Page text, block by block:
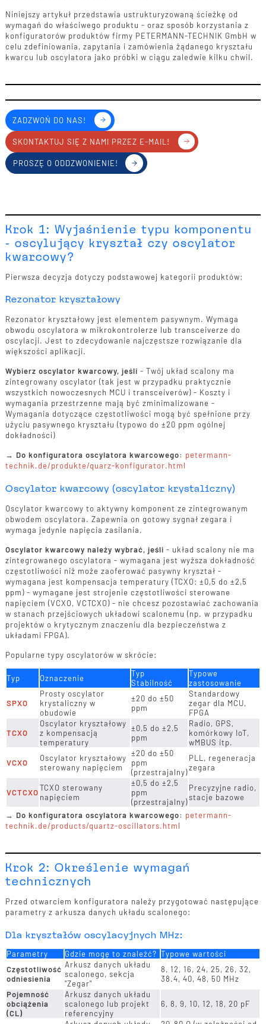
Niniejszy artykuł przedstawia ustrukturyzowaną ścieżkę od
wymagań do właściwego produktu - oraz sposób korzystania z
konfiguratorów produktów firmy PETERMANN-TECHNIK GmbH w
celu zdefiniowania, zapytania i zamówienia żądanego kryształu
kwarcu lub oscylatora jako próbki w ciągu zaledwie kilku chwil.
ZADZWOŃ DO NAS!
SKONTAKTUJ SIĘ Z NAMI PRZEZ E-MAIL!
PROSZĘ O ODDZWONIENIE!
Krok 1: Wyjaśnienie typu komponentu
- oscylujący kryształ czy oscylator
kwarcowy?
Pierwsza decyzja dotyczy podstawowej kategorii produktów:
Rezonator kryształowy
Rezonator kryształowy jest elementem pasywnym. Wymaga
obwodu oscylatora w mikrokontrolerze lub transceiverze do
oscylacji. Jest to zdecydowanie najczęstsze rozwiązanie dla
większości aplikacji.
Wybierz oscylator kwarcowy, jeśli - Twój układ scalony ma
zintegrowany oscylator (tak jest w przypadku praktycznie
wszystkich nowoczesnych MCU i transceiverów) - Koszty i
wymagania przestrzenne mają być zminimalizowane -
Wymagania dotyczące częstotliwości mogą być spełnione przy
użyciu pasywnego kryształu (typowo do ±20 ppm ogólnej
dokładności)
→ Do konfiguratora oscylatora kwarcowego: petermann-
technik.de/produkte/quarz-konfigurator.html
Oscylator kwarcowy (oscylator krystaliczny)
Oscylator kwarcowy to aktywny komponent ze zintegrowanym
obwodem oscylatora. Zapewnia on gotowy sygnał zegara i
wymaga jedynie napięcia zasilania.
Oscylator kwarcowy należy wybrać, jeśli - układ scalony nie ma
zintegrowanego oscylatora - wymagana jest wyższa dokładność
częstotliwości niż może zaoferować pasywny kryształ -
wymagana jest kompensacja temperatury (TCXO: ±0,5 do ±2,5
ppm) - wymagane jest strojenie częstotliwości sterowane
napięciem (VCXO, VCTCXO) - nie chcesz pozostawiać zachowania
w stanach przejściowych układowi scalonemu (np. w przypadku
projektów o krytycznym znaczeniu dla bezpieczeństwa z
układami FPGA).
Popularne typy oscylatorów w skrócie:
Typ Oznaczenie
Typ
Stabilność
Typowe
zastosowanie
SPXO
Prosty oscylator
krystaliczny w
obudowie
±20 do ±50
ppm
Standardowy
zegar dla MCU,
FPGA
TCXO
Oscylator kryształowy
z kompensacją
temperatury
±0,5 do ±2,5
ppm
Radio, GPS,
komórkowy IoT,
wMBUS itp.
VCXO
Oscylator kryształowy
sterowany napięciem
±20 do ±50
ppm
(przestrajalny)
PLL, regeneracja
zegara
VCTCXOTCXO sterowany
napięciem
±0,5 do ±2,5
ppm
(przestrajalny)
Precyzyjne radio,
stacje bazowe
→ Do konfiguratora oscylatora kwarcowego: petermann-
technik.de/products/quartz-oscillators.html
Krok 2: Określenie wymagań
technicznych
Przed otwarciem konfiguratora należy przygotować następujące
parametry z arkusza danych układu scalonego:
Dla kryształów oscylacyjnych MHz:
Parametry Gdzie mogę to znaleźć? Typowe wartości
Częstotliwość
odniesienia
Arkusz danych układu
scalonego, sekcja
"Zegar"
8, 12, 16, 24, 25, 26, 32,
38.4, 40, 48, 50 MHz
Pojemność
obciążenia
(CL)
Arkusz danych układu
scalonego lub projekt
referencyjny
6, 8, 9, 10, 12, 18, 20 pF